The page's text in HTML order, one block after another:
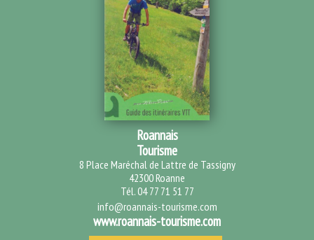
Roannais
Tourisme
8 Place Maréchal de Lattre de Tassigny
42300 Roanne
Tél. 04 77 71 51 77
info@roannais-tourisme.com
www.roannais-tourisme.com